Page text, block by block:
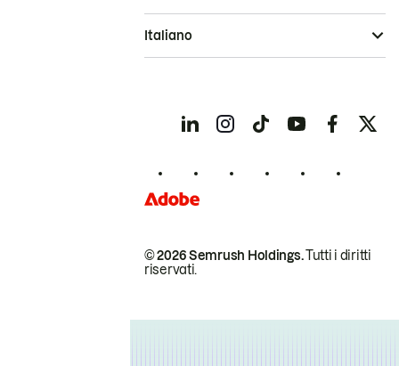
© 2026 Semrush Holdings.Tutti i diritti
riservati.
Italiano